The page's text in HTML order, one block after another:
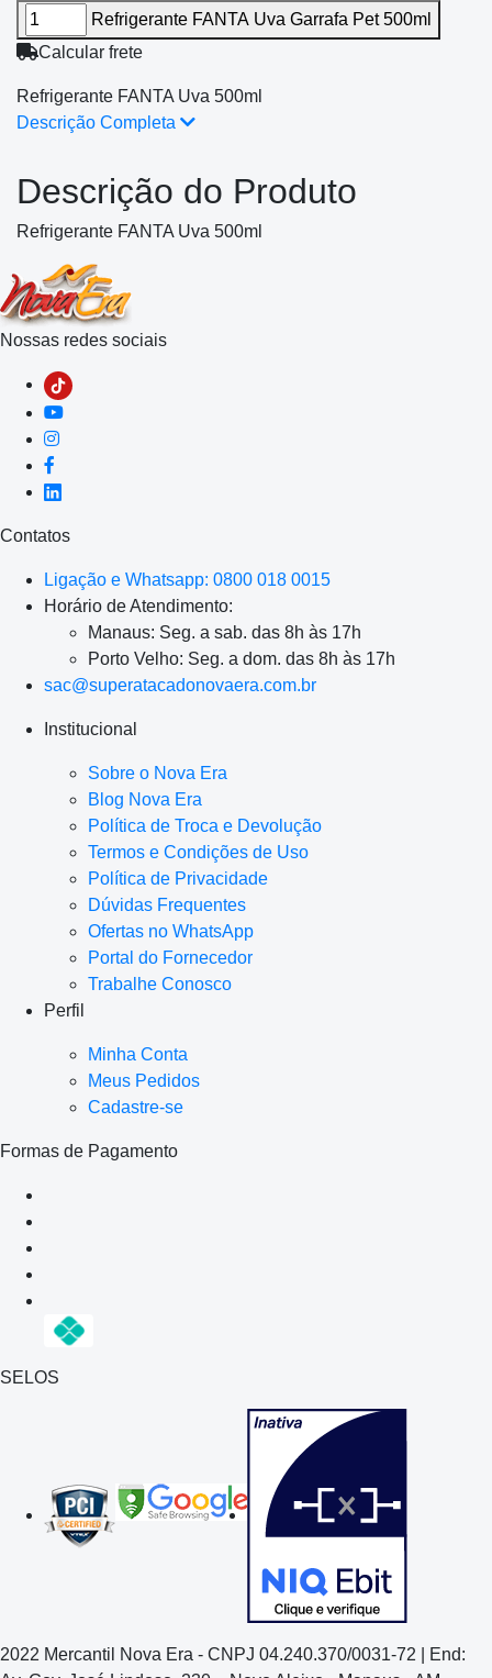
Refrigerante FANTA Uva Garrafa Pet 500ml
Calcular frete
Refrigerante FANTA Uva 500ml
Descrição Completa
Descrição do Produto
Refrigerante FANTA Uva 500ml
Nossas redes sociais
Contatos
Ligação e Whatsapp: 0800 018 0015
Horário de Atendimento:
Manaus: Seg. a sab. das 8h às 17h
Porto Velho: Seg. a dom. das 8h às 17h
sac@superatacadonovaera.com.br
Institucional
Sobre o Nova Era
Blog Nova Era
Política de Troca e Devolução
Termos e Condições de Uso
Política de Privacidade
Dúvidas Frequentes
Ofertas no WhatsApp
Portal do Fornecedor
Trabalhe Conosco
Perfil
Minha Conta
Meus Pedidos
Cadastre-se
Formas de Pagamento
SELOS
2022 Mercantil Nova Era - CNPJ 04.240.370/0031-72 | End: